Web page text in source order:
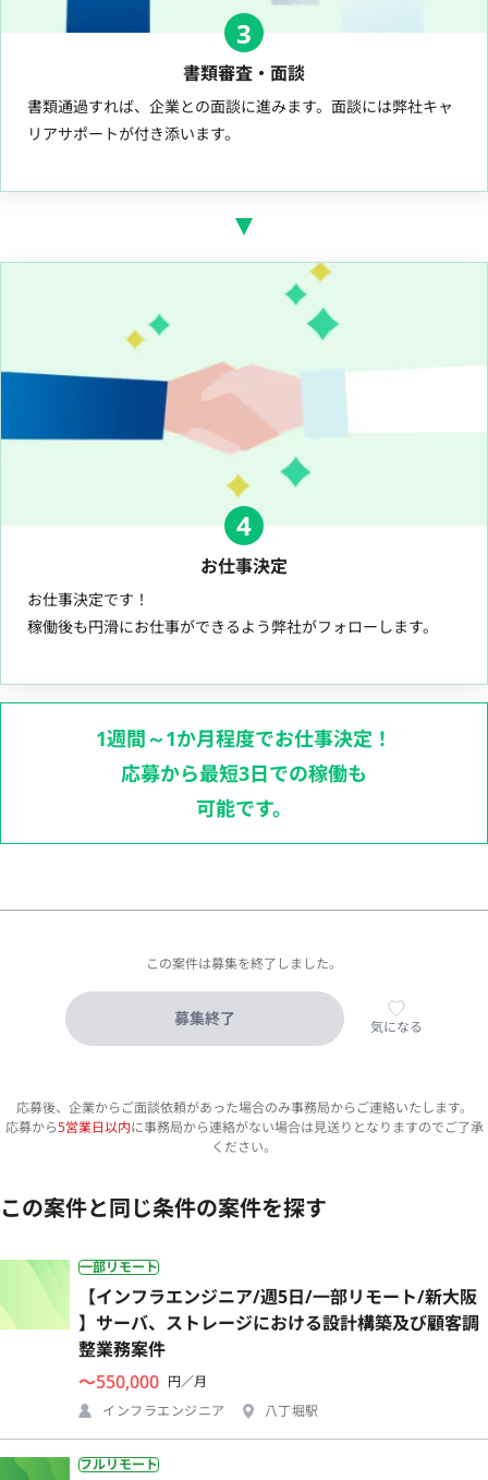
3
書類審査・面談
書類通過すれば、企業との面談に進みます。面談には弊社キャ
リアサポートが付き添います。
4
お仕事決定
お仕事決定です！
稼働後も円滑にお仕事ができるよう弊社がフォローします。
1週間～1か月程度でお仕事決定！
応募から最短3日での稼働も
可能です。
この案件は募集を終了しました。
募集終了 気になる
応募後、企業からご面談依頼があった場合のみ事務局からご連絡いたします。
応募から5営業日以内に事務局から連絡がない場合は見送りとなりますのでご了承
ください。
この案件と同じ条件の案件を探す
一部リモート
【インフラエンジニア/週5日/一部リモート/新大阪
】サーバ、ストレージにおける設計構築及び顧客調
整業務案件
〜550,000 円／月
インフラエンジニア
八丁堀駅
フルリモート